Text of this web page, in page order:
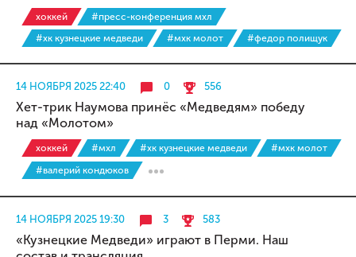
хоккей
#пресс-конференция мхл
#хк кузнецкие медведи
#мхк молот #федор полищук
14 НОЯБРЯ 2025 22:40 0 556
Хет-трик Наумова принёс «Медведям» победу
над «Молотом»
хоккей #мхл #хк кузнецкие медведи
#мхк молот
#валерий кондюков
14 НОЯБРЯ 2025 19:30 3 583
«Кузнецкие Медведи» играют в Перми. Наш